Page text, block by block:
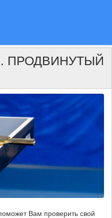
ПРОДВИНУТЫЙ
Вам проверить свой